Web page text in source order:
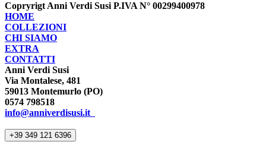
Copryrigt Anni Verdi Susi P.IVA N° 00299400978
HOME
COLLEZIONI
CHI SIAMO
EXTRA
CONTATTI
Anni Verdi Susi
Via Montalese, 481
59013 Montemurlo (PO)
0574 798518
info@anniverdisusi.it
+39 349 121 6396